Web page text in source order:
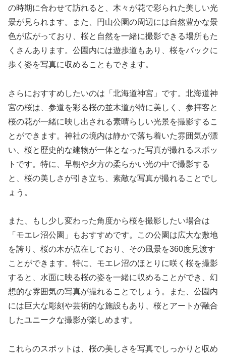
の時期に合わせて訪れると、木々が花で彩られた美しい光
景が見られます。また、円山公園の周辺には自然豊かな景
色が広がっており、桜と自然を一緒に撮影できる場所もた
くさんあります。公園内には遊歩道もあり、桜をバックに
歩く姿を写真に収めることもできます。
さらにおすすめしたいのは「北海道神宮」です。北海道神
宮の桜は、参道を彩る桜の並木道が特に美しく、参拝客と
桜の花が一緒に映し出される素晴らしい光景を撮影するこ
とができます。神社の境内は静かで落ち着いた雰囲気が漂
い、桜と歴史的な建物が一体となった写真が撮れるスポッ
トです。特に、早朝や夕方の柔らかい光の中で撮影する
と、桜の美しさが引き立ち、素敵な写真が撮れることでし
ょう。
また、もし少し変わった角度から桜を撮影したい場合は
「モエレ沼公園」もおすすめです。この公園は広大な敷地
を誇り、桜の木が点在しており、その風景を360度見渡す
ことができます。特に、モエレ沼のほとりに咲く桜を撮影
すると、水面に映る桜の姿を一緒に収めることができ、幻
想的な雰囲気の写真が撮れることでしょう。また、公園内
には巨大な彫刻や芸術的な施設もあり、桜とアートが融合
したユニークな撮影が楽しめます。
これらのスポットは、桜の美しさを写真でしっかりと収め